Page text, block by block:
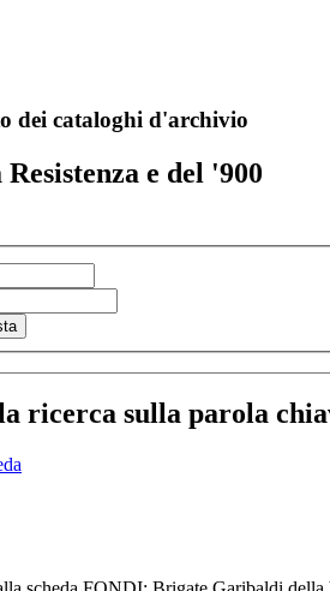
dei cataloghi d'archivio
e del '900
ricerca sulla parola